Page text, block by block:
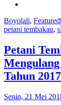
Boyolali, Featured
petani tembakau,
Petani
Tahun 2017
Senin, 21 Mei